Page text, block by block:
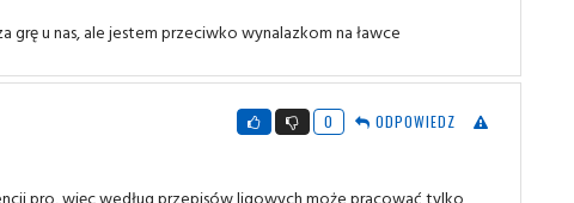
grę u nas, ale jestem przeciwko wynalazkom na ławce
0 ODPOWIEDZ
pro, więc według przepisów ligowych może pracować tylko